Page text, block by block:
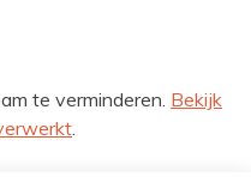
te verminderen. Bekijk